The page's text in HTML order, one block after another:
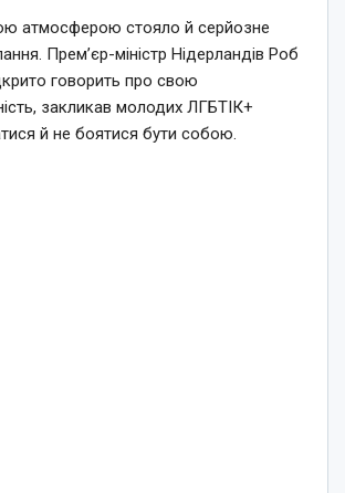
атмосферою стояло й серйозне
Прем’єр-міністр Нідерландів Роб
говорить про свою
закликав молодих ЛГБТІК+
й не боятися бути собою.